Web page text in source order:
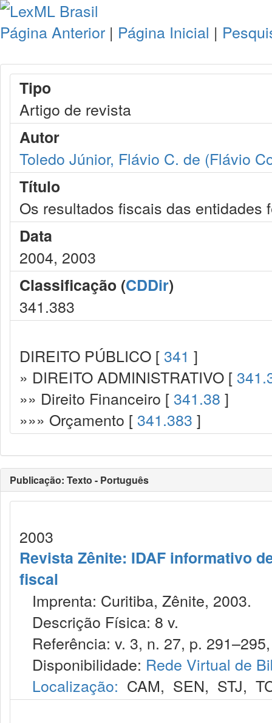
Página Anterior | Página Inicial |
Tipo
Artigo de revista
Autor
Toledo Júnior, Flávio C. de (Flávio
Título
Os resultados fiscais das entidades
Data
2004, 2003
Classificação (CDDir)
341.383
DIREITO PÚBLICO [ 341 ]
» DIREITO ADMINISTRATIVO [
»» Direito Financeiro [ 341.38 ]
»»» Orçamento [ 341.383 ]
Publicação: Texto - Português
2003
Revista Zênite: IDAF informativo
fiscal
Imprenta: Curitiba, Zênite, 2003.
Descrição Física: 8 v.
Referência: v. 3, n. 27, p.
Disponibilidade: Rede Virtual de
Localização: CAM, SEN, STJ,